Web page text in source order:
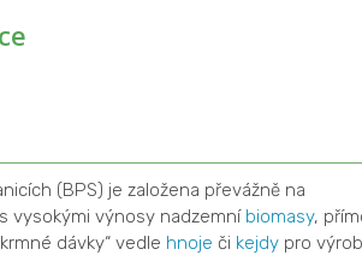
(BPS) je založena převážně na
vysokými výnosy nadzemní biomasy,
dávky“ vedle hnoje či kejdypro